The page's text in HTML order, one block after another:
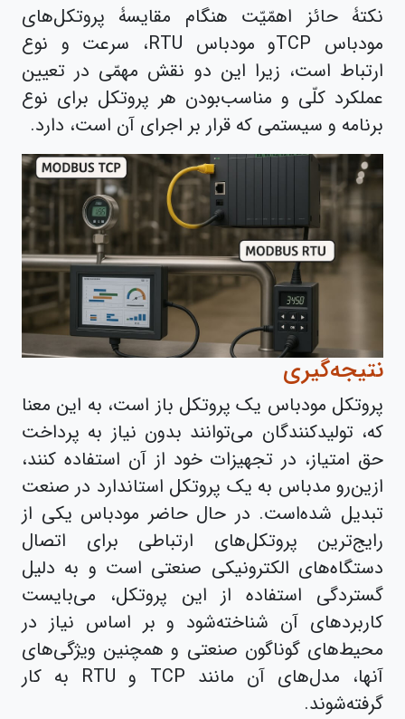
نکتۀ حائز اهمّیّت هنگام مقایسۀ پروتکل‌های
مودباس TCPو مودباس RTU، سرعت و نوع
ارتباط است، زیرا این دو نقش مهمّی در تعیین
عملکرد کلّی و مناسب‌بودن هر پروتکل برای نوع
برنامه‌ و سیستمی که قرار بر اجرای آن است، دارد.
نتیجه‌گیری
پروتکل مودباس یک پروتکل باز است، به این معنا
که، تولیدکنندگان می‌توانند بدون نیاز به پرداخت
حق امتیاز، در تجهیزات خود از آن استفاده کنند،
ازین‌رو مدباس به یک پروتکل استاندارد در صنعت
تبدیل شده‌است. در حال حاضر مودباس یکی از
رایج‌ترین پروتکل‌های ارتباطی برای اتصال
دستگاه‌های الکترونیکی صنعتی است و به دلیل
گستردگی استفاده از این پروتکل، می‌بایست
کاربردهای آن شناخته‌شود و بر اساس نیاز در
محیط‌‌های گوناگون صنعتی و همچنین ویژگی‌های
آنها، مدل‌های آن مانند TCP و RTU به‌ کار
گرفته‌شوند.